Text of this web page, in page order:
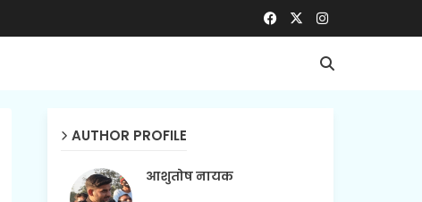
AUTHOR PROFILE
आशुतोष नायक